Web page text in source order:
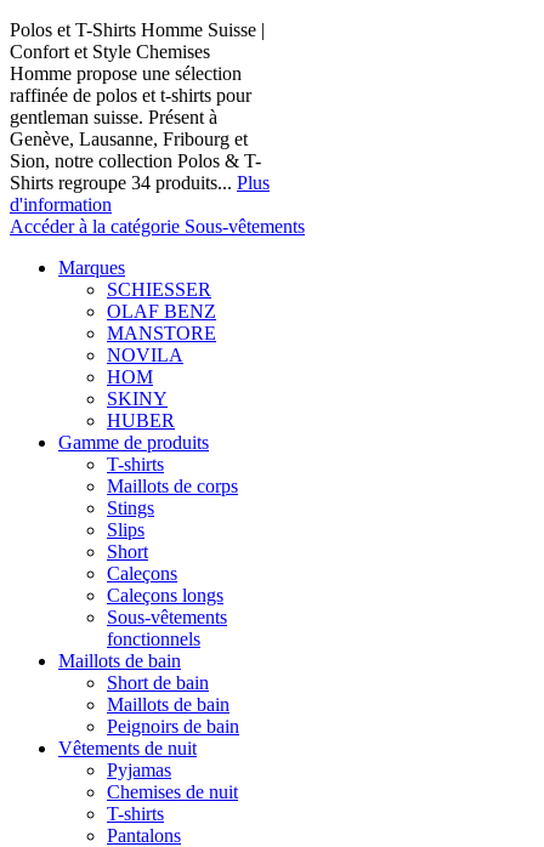
Polos et T-Shirts Homme Suisse |
Confort et Style Chemises
Homme propose une sélection
raffinée de polos et t-shirts pour
gentleman suisse. Présent à
Genève, Lausanne, Fribourg et
Sion, notre collection Polos & T-
Shirts regroupe 34 produits... Plus
d'information
Accéder à la catégorie Sous-vêtements
Marques
SCHIESSER
OLAF BENZ
MANSTORE
NOVILA
HOM
SKINY
HUBER
Gamme de produits
T-shirts
Maillots de corps
Stings
Slips
Short
Caleçons
Caleçons longs
Sous-vêtements
fonctionnels
Maillots de bain
Short de bain
Maillots de bain
Peignoirs de bain
Vêtements de nuit
Pyjamas
Chemises de nuit
T-shirts
Pantalons